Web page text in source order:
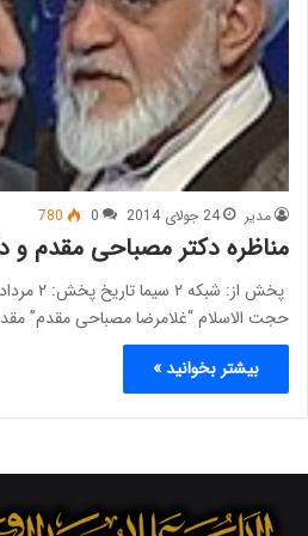
مدیر 24 جولای 2014 0
780
مناظره دکتر مصباحی مقدم و
حجت الاسلام “غلامرضا مصباحی مقدم”
بیشتر بخوانید »